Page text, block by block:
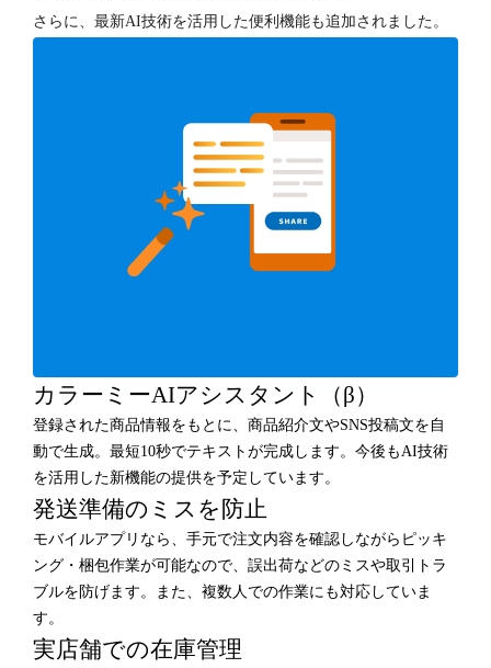
さらに、最新AI技術を活用した便利機能も追加されました。
カラーミーAIアシスタント（β）
登録された商品情報をもとに、商品紹介文やSNS投稿文を自
動で生成。最短10秒でテキストが完成します。今後もAI技術
を活用した新機能の提供を予定しています。
発送準備のミスを防止
モバイルアプリなら、手元で注文内容を確認しながらピッキ
ング・梱包作業が可能なので、誤出荷などのミスや取引トラ
ブルを防げます。また、複数人での作業にも対応していま
す。
実店舗での在庫管理